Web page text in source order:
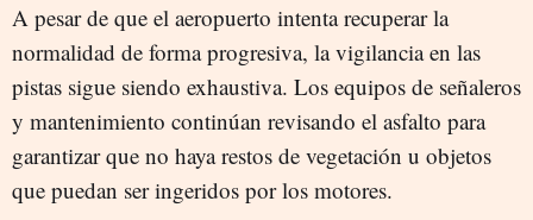
A pesar de que el aeropuerto intenta recuperar la
normalidad de forma progresiva, la vigilancia en las
pistas sigue siendo exhaustiva. Los equipos de señaleros
y mantenimiento continúan revisando el asfalto para
garantizar que no haya restos de vegetación u objetos
que puedan ser ingeridos por los motores.